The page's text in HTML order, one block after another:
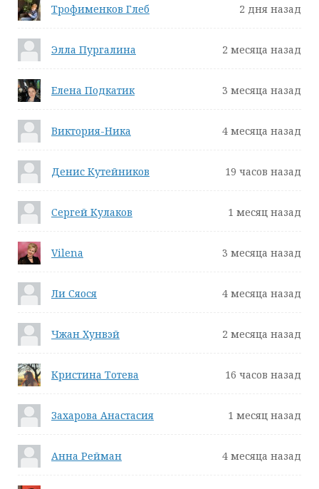
Трофименков Глеб 2 дня назад
Элла Пургалина 2 месяца назад
Елена Подкатик 3 месяца назад
Виктория-Ника 4 месяца назад
Денис Кутейников 19 часов назад
Сергей Кулаков 1 месяц назад
Vilena 3 месяца назад
Ли Сяося 4 месяца назад
Чжан Хунвэй 2 месяца назад
Кристина Тотева 16 часов назад
Захарова Анастасия 1 месяц назад
Анна Рейман 4 месяца назад